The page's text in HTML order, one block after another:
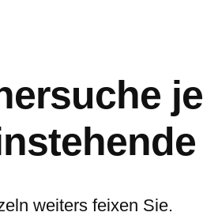
je
weiters feixen Sie.